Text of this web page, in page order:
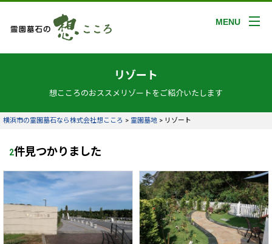
MENU
リゾート
想こころのおススメリゾートをご紹介いたします
横浜市の霊園墓石なら株式会社想こころ > 霊園墓地 > リゾート
2件見つかりました